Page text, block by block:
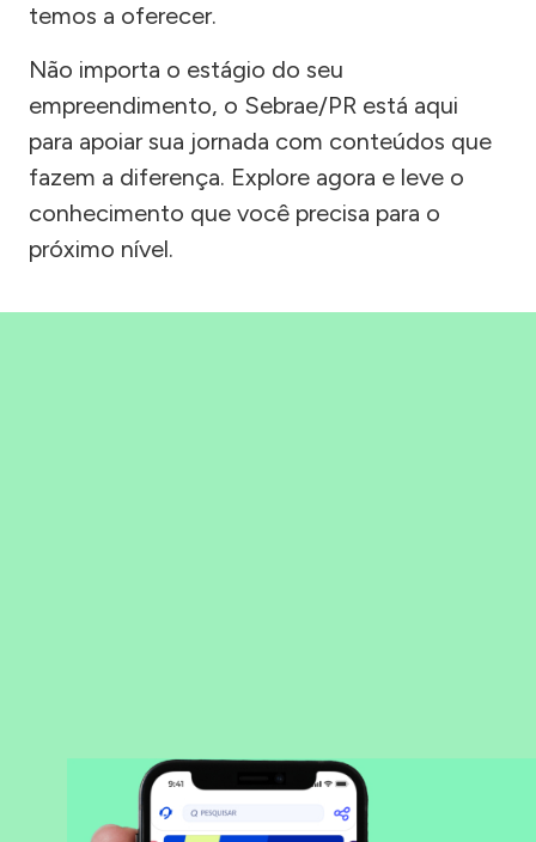
temos a oferecer.
Não importa o estágio do seu
empreendimento, o Sebrae/PR está aqui
para apoiar sua jornada com conteúdos que
fazem a diferença. Explore agora e leve o
conhecimento que você precisa para o
próximo nível.